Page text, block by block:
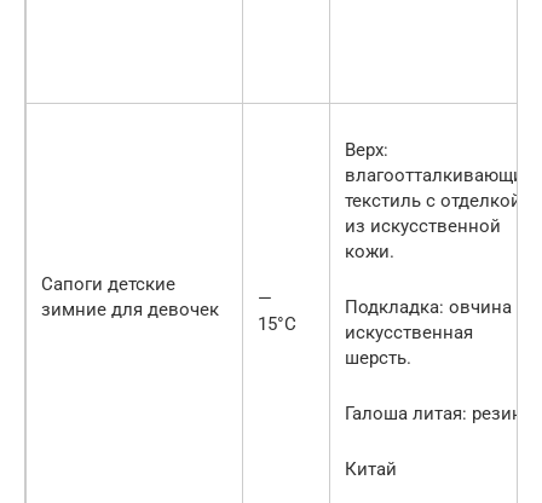
Сапоги детские
зимние для девочек
—
15°С
Верх:
влагоотталкивающий
текстиль с отделкой
из искусственной
кожи.
Подкладка: овчина +
искусственная
шерсть.
Галоша литая: резина
Китай